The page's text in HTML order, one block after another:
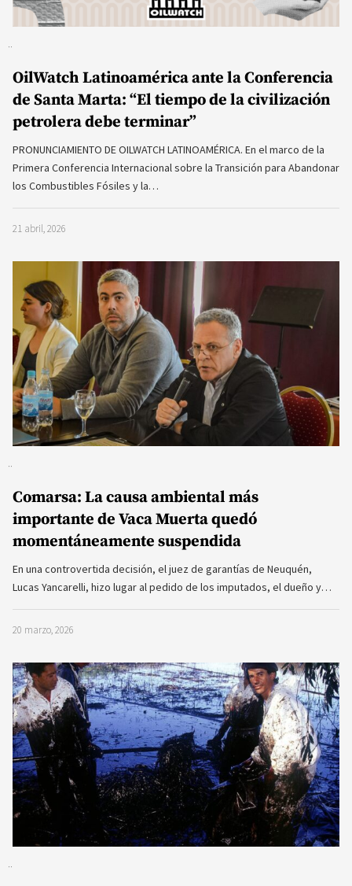
OilWatch Latinoamérica ante la Conferencia
de Santa Marta: “El tiempo de la civilización
petrolera debe terminar”
PRONUNCIAMIENTO DE OILWATCH LATINOAMÉRICA. En el marco de la
Primera Conferencia Internacional sobre la Transición para Abandonar
los Combustibles Fósiles y la…
21 abril, 2026
Comarsa: La causa ambiental más
importante de Vaca Muerta quedó
momentáneamente suspendida
En una controvertida decisión, el juez de garantías de Neuquén,
Lucas Yancarelli, hizo lugar al pedido de los imputados, el dueño y…
20 marzo, 2026